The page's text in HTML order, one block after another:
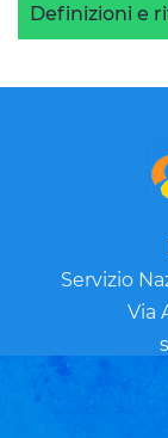
Definizioni e
Servizio
Via